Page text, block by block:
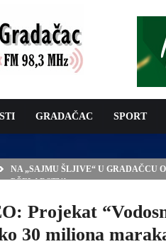
GRADAČAC SPORT
SERVISNE INFORMACIJE ZA
Projekat
30 miliona